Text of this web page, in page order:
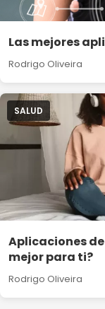
Las mejores
Rodrigo Oliveira
SALUD
Aplicaciones
mejor para ti?
Rodrigo Oliveira